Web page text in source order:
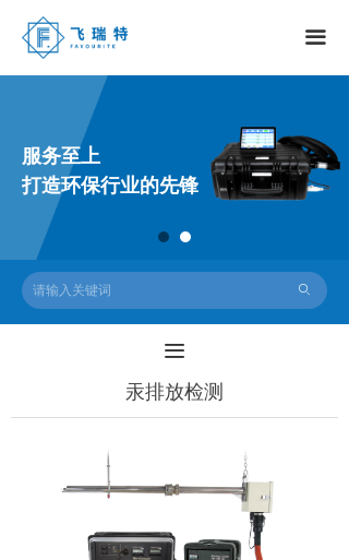
끀
服务至上
打造环保行业的先锋
ꄙ
汞排放检测
끀